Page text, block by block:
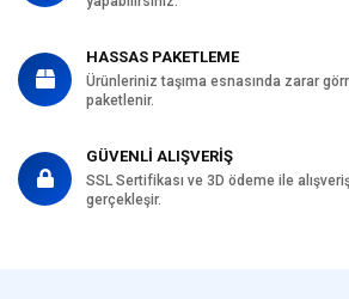
HASSAS PAKETLEME
Ürünleriniz taşıma esnasında zarar
paketlenir.
GÜVENLİ ALIŞVERİŞ
SSL Sertifikası ve 3D ödeme ile
gerçekleşir.